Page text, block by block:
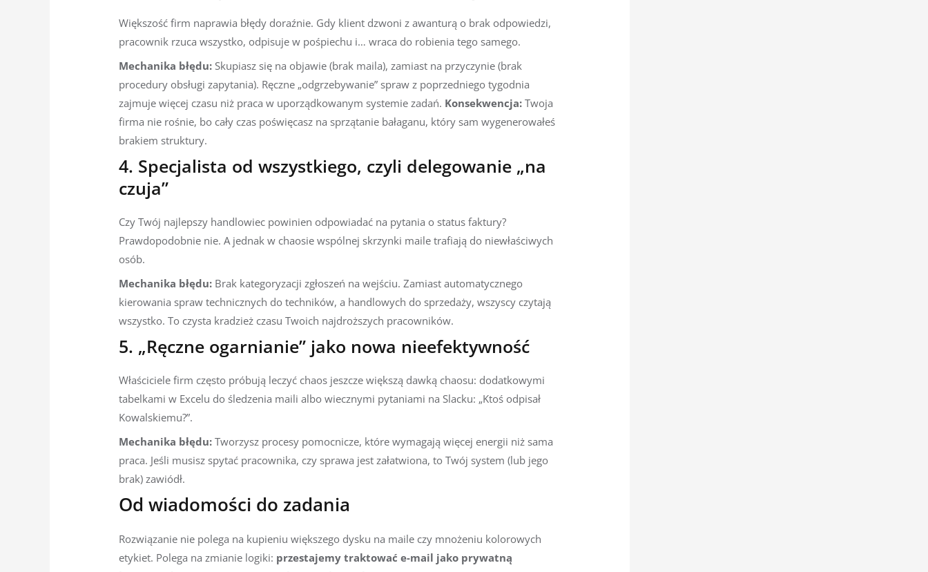
Większość firm naprawia błędy doraźnie. Gdy klient dzwoni z awanturą o brak odpowiedzi,
pracownik rzuca wszystko, odpisuje w pośpiechu i… wraca do robienia tego samego.
Mechanika błędu: Skupiasz się na objawie (brak maila), zamiast na przyczynie (brak
procedury obsługi zapytania). Ręczne „odgrzebywanie” spraw z poprzedniego tygodnia
zajmuje więcej czasu niż praca w uporządkowanym systemie zadań. Konsekwencja: Twoja
firma nie rośnie, bo cały czas poświęcasz na sprzątanie bałaganu, który sam wygenerowałeś
brakiem struktury.
4. Specjalista od wszystkiego, czyli delegowanie „na
czuja”
Czy Twój najlepszy handlowiec powinien odpowiadać na pytania o status faktury?
Prawdopodobnie nie. A jednak w chaosie wspólnej skrzynki maile trafiają do niewłaściwych
osób.
Mechanika błędu: Brak kategoryzacji zgłoszeń na wejściu. Zamiast automatycznego
kierowania spraw technicznych do techników, a handlowych do sprzedaży, wszyscy czytają
wszystko. To czysta kradzież czasu Twoich najdroższych pracowników.
5. „Ręczne ogarnianie” jako nowa nieefektywność
Właściciele firm często próbują leczyć chaos jeszcze większą dawką chaosu: dodatkowymi
tabelkami w Excelu do śledzenia maili albo wiecznymi pytaniami na Slacku: „Ktoś odpisał
Kowalskiemu?”.
Mechanika błędu: Tworzysz procesy pomocnicze, które wymagają więcej energii niż sama
praca. Jeśli musisz spytać pracownika, czy sprawa jest załatwiona, to Twój system (lub jego
brak) zawiódł.
Od wiadomości do zadania
Rozwiązanie nie polega na kupieniu większego dysku na maile czy mnożeniu kolorowych
etykiet. Polega na zmianie logiki: przestajemy traktować e-mail jako prywatną